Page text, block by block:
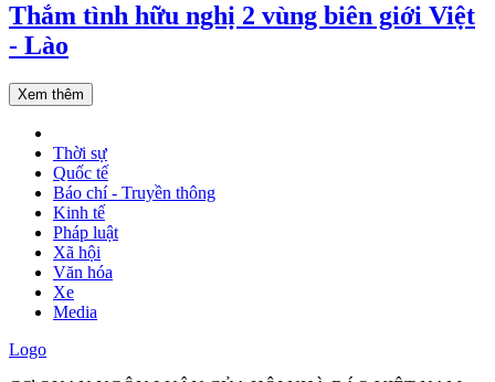
Thắm tình hữu nghị 2 vùng biên giới Việt
- Lào
Xem thêm
Thời sự
Quốc tế
Báo chí - Truyền thông
Kinh tế
Pháp luật
Xã hội
Văn hóa
Xe
Media
Logo